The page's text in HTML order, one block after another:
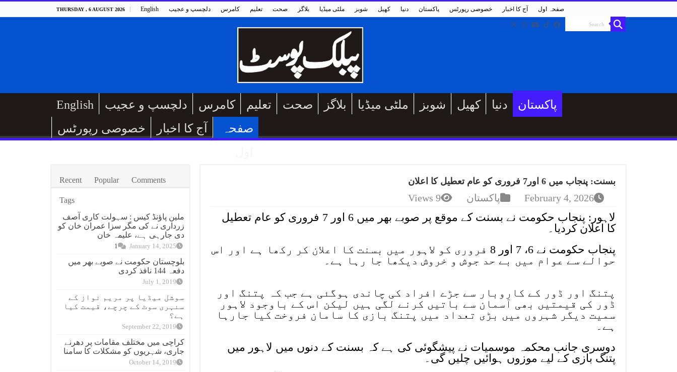
THURSDAY , 6 AUGUST 2026 English دلچسپ و عجیب کامرس تعلیم صحت بلاگز ملٹی میڈیا شوبز کھیل دنیا پاکستان خصوصی رپورٹس آج کا اخبار صفحہ اول
English دلچسپ و عجیب کامرس تعلیم صحت بلاگز ملٹی میڈیا شوبز کھیل دنیا
پاکستان
خصوصی رپورٹس
آج کا اخبار
صفحہ
بسنت: پنجاب میں 6 اور7 فروری کو عام تعطیل کا اعلان
February 4, 2026 پاکستان 9 Views
لاہور: پنجاب حکومت نے بسنت کے موقع پر صوبے بھر میں 6 اور 7 فروری کو عام تعطیل
کا اعلان کردیا۔
پنجاب حکومت نے 6، 7 اور 8 فروری کو لاہور میں بسنت کا اعلان کر رکھا ہے اور اس
حوالے سے عوام میں بے حد جوش و خروش دیکھا جا رہا ہے۔
پتنگ اور ڈور کے کاروبار سے جڑے افراد کی چاندی ہوگئی ہے جب کہ پتنگ اور
ڈور کی قیمتیں بھی آسمان سے باتیں کرنے لگی ہیں لیکن اس کے باوجود لاہور
سمیت دیگر شہروں میں بڑی تعداد میں پتنگ بازی کا سامان فروخت کیا جارہا
ہے۔
دوسری جانب محکمہ موسمیات نے پیشگوئی کی ہے کہ بسنت کے دنوں میں لاہور میں
پتنگ بازی کے لیے موزوں ہوائیں چلیں گی۔
Recent Popular Comments
Tags
ملین پاؤنڈ کیس : سہولت کاری آصف
زرداری نے کی مگر سزا عمران خان کو
دی جارہی ہے، علیمہ خان
January 14, 2025
1
بلوچستان حکومت نے صوبے بھر میں
دفعہ 144 نافذ کردی
July 1, 2019
سوشل میڈیا پر مریم نواز کے
سنہری سوٹ کے چرچے، قیمت کیا
ہے؟
September 22, 2019
کراچی میں مختلف مقامات پر دھرنے
جاری، شہریوں کو مشکلات کا سامنا
October 14, 2019